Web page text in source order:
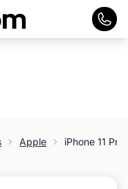
Apple iPhone 11